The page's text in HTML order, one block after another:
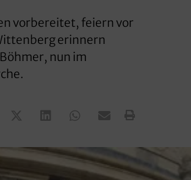
vorbereitet, feiern vor
erinnern
nun im